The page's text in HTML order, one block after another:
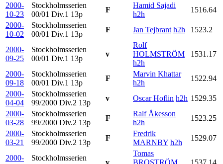
2000-
10-23
Stockholmsserien
00/01 Div.1 13p
F
Hamid Sajadi
h2h
1516.64
2000-
10-02
Stockholmsserien
00/01 Div.1 13p
F Jan Tejbrant h2h 1523.2
2000-
09-25
Stockholmsserien
00/01 Div.1 13p
v
Rolf
HOLMSTRÖM
h2h
1531.17
2000-
09-18
Stockholmsserien
00/01 Div.1 13p
F
Marvin Khattar
h2h
1522.94
2000-
04-04
Stockholmsserien
99/2000 Div.2 13p
v Oscar Hoflin h2h 1529.35
2000-
03-28
Stockholmsserien
99/2000 Div.2 13p
F
Ralf Åkesson
h2h
1523.25
2000-
03-21
Stockholmsserien
99/2000 Div.2 13p
F
Fredrik
MARNBY h2h
1529.07
2000-
Stockholmsserien
v
Tomas
BROSTRÖM
1537.14